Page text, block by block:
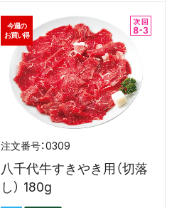
0309
八千代牛すきやき用（切落
し） 180g
今週の
お買い得